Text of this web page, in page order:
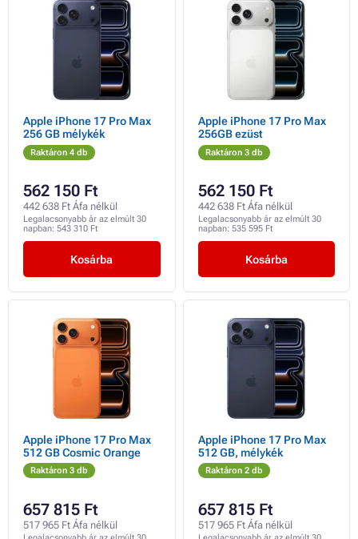
Apple iPhone 17 Pro Max
256 GB mélykék
Raktáron 4 db
562 150 Ft
442 638 Ft Áfa nélkül
Legalacsonyabb ár az elmúlt 30
napban: 543 310 Ft
Kosárba
Apple iPhone 17 Pro Max
256GB ezüst
Raktáron 3 db
562 150 Ft
442 638 Ft Áfa nélkül
Legalacsonyabb ár az elmúlt 30
napban: 535 595 Ft
Kosárba
Apple iPhone 17 Pro Max
512 GB Cosmic Orange
Raktáron 3 db
657 815 Ft
517 965 Ft Áfa nélkül
Apple iPhone 17 Pro Max
512 GB, mélykék
Raktáron 2 db
657 815 Ft
517 965 Ft Áfa nélkül